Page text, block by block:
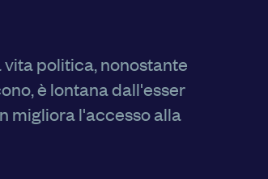
e
il
politica, nonostante
è lontana dall'esser
migliora l'accesso alla